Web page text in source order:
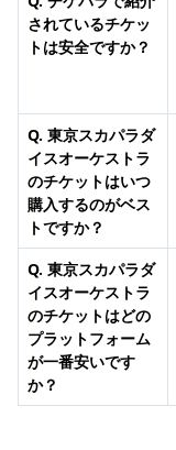
されているチケッ
トは安全ですか？
Q. 東京スカパラダ
イスオーケストラ
のチケットはいつ
購入するのがベス
トですか？
Q. 東京スカパラダ
イスオーケストラ
のチケットはどの
プラットフォーム
が一番安いです
か？